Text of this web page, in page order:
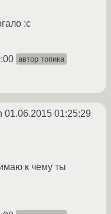
:c
автор топика
01.06.2015 01:25:29
к чему ты